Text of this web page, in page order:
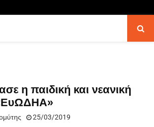
η παιδική και νεανική
25/03/2019